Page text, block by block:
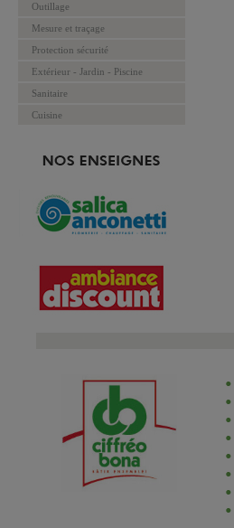
Outillage
Mesure et traçage
Protection sécurité
Extérieur - Jardin - Piscine
Sanitaire
Cuisine